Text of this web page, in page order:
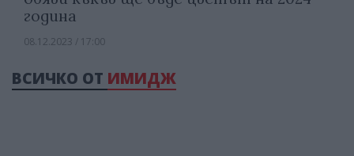
година
08.12.2023 / 17:00
ВСИЧКО ОТ ИМИДЖ